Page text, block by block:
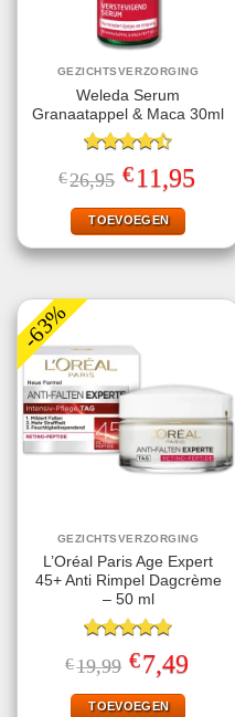
GEZICHTSVERZORGING
Weleda Serum
Granaatappel & Maca 30ml
Gewaardeerd
4.50uit 5
€26,95 Oorspronkelijke
prijs
was:
€26,95.
€11,95prijs
TOEVOEGEN
-63%
GEZICHTSVERZORGING
L’Oréal Paris Age Expert
45+ Anti Rimpel Dagcrème
– 50 ml
Gewaardeerd
4.80uit 5
€19,99 Oorspronkelijke
prijs
was:
€19,99.
€7,49Huidige
prijs
TOEVOEGEN